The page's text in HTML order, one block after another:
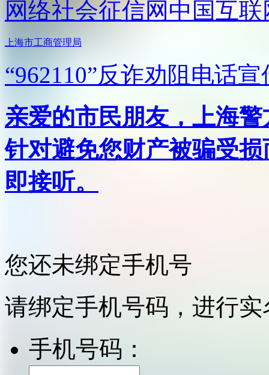
网络社会征信网 中国互
上海市工商管理局
“962110”反诈劝阻电话宣
亲爱的市民朋友，上海
针对避免您财产被骗受
即接听。
您还未绑定手机号
请绑定手机号码，进行
手机号码：